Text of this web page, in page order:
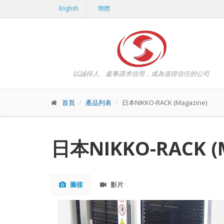
English 簡體
以誠待人、處事講求信用，成為值得信任的公司
首頁 產品列表 日本NIKKO-RACK (Magazine)
日本NIKKO-RACK
圖樣 影片